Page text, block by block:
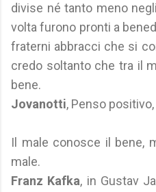
divise né tanto meno
volta furono pronti a
fraterni abbracci che si
credo soltanto che tra il
bene.
Jovanotti, Penso
Il male conosce il bene,
male.
Franz Kafka, in Gustav